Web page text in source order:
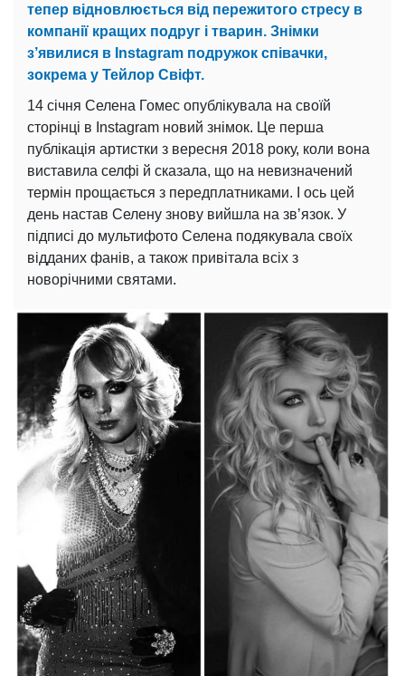
тепер відновлюється від пережитого стресу в
компанії кращих подруг і тварин. Знімки
з’явилися в Instagram подружок співачки,
зокрема у Тейлор Свіфт.
14 січня Селена Гомес опублікувала на своїй
сторінці в Instagram новий знімок. Це перша
публікація артистки з вересня 2018 року, коли вона
виставила селфі й сказала, що на невизначений
термін прощається з передплатниками. І ось цей
день настав Селену знову вийшла на зв’язок. У
підписі до мультифото Селена подякувала своїх
відданих фанів, а також привітала всіх з
новорічними святами.